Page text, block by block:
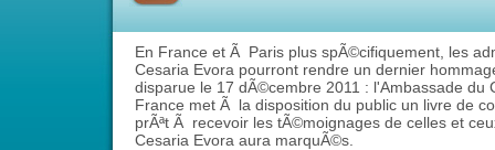
En France et Ã Paris plus spÃ©cifiquement, les
Cesaria Evora pourront rendre un dernier
disparue le 17 dÃ©cembre 2011 : l'Ambassade du
France met Ã la disposition du public un livre de
prÃªt Ã recevoir les tÃ©moignages de celles et
Cesaria Evora aura marquÃ©s.